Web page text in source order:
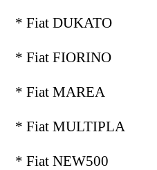
* Fiat DUKATO
* Fiat FIORINO
* Fiat MAREA
* Fiat MULTIPLA
* Fiat NEW500